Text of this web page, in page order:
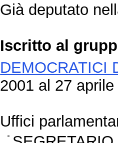
Già deputato
Iscritto al
DEMOCRATICI
2001 al 27
Uffici